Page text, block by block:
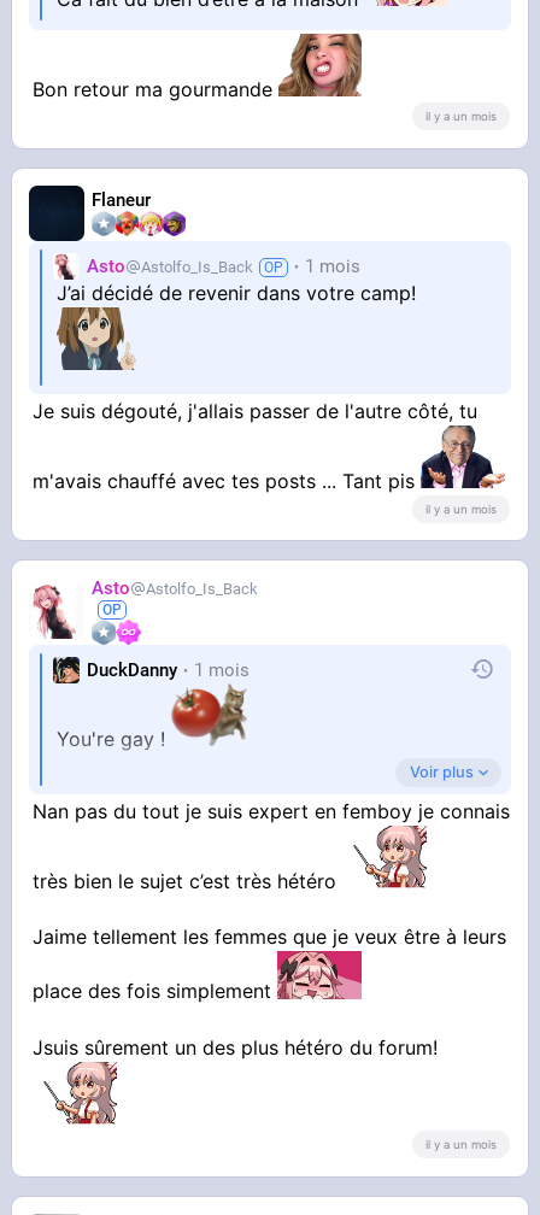
Bon retour ma gourmande
il y a un mois
Flaneur
Asto Astolfo_Is_Back 1 mois
J’ai décidé de revenir dans votre camp!
Je suis dégouté, j'allais passer de l'autre côté, tu
m'avais chauffé avec tes posts ... Tant pis
il y a un mois
Asto Astolfo_Is_Back
DuckDanny 1 mois
You're gay !
Femboy c'est gay khey, si tu veux vraiment etre
hetero, c'est trans, mais c'est un peu creepy
pour seulement éviter d'etre gay...
Voir plus
Nan pas du tout je suis expert en femboy je connais
très bien le sujet c’est très hétéro
Jaime tellement les femmes que je veux être à leurs
place des fois simplement
Jsuis sûrement un des plus hétéro du forum!
il y a un mois